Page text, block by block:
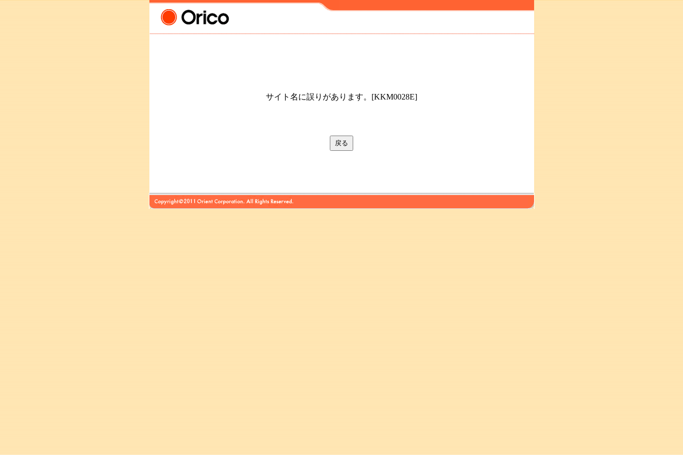
サイト名に誤りがあります。[KKM0028E]